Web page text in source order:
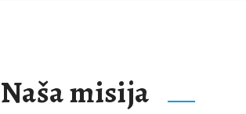
Naša misija